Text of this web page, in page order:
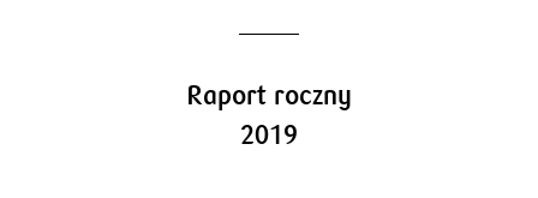
Raport roczny
2019